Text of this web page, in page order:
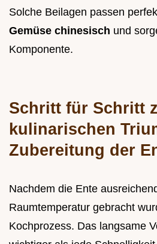
Solche Beilagen passen
Gemüse chinesisch und
Komponente.
Schritt für Schritt
kulinarischen
Zubereitung der
Nachdem die Ente
Raumtemperatur gebracht
Kochprozess. Das langsame